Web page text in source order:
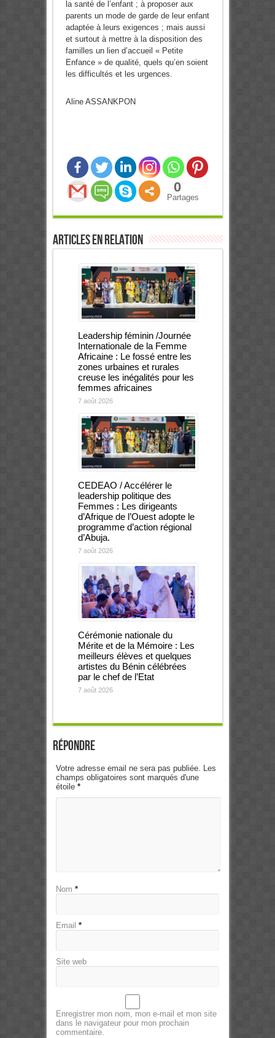
la santé de l’enfant ; à proposer aux
parents un mode de garde de leur enfant
adaptée à leurs exigences ; mais aussi
et surtout à mettre à la disposition des
familles un lien d’accueil « Petite
Enfance » de qualité, quels qu’en soient
les difficultés et les urgences.
Aline ASSANKPON
0
Partages
Articles en relation
Leadership féminin /Journée
Internationale de la Femme
Africaine : Le fossé entre les
zones urbaines et rurales
creuse les inégalités pour les
femmes africaines
7 août 2026
CEDEAO / Accélérer le
leadership politique des
Femmes : Les dirigeants
d’Afrique de l’Ouest adopte le
programme d’action régional
d’Abuja.
7 août 2026
Cérémonie nationale du
Mérite et de la Mémoire : Les
meilleurs élèves et quelques
artistes du Bénin célébrées
par le chef de l’Etat
7 août 2026
Répondre
Votre adresse email ne sera pas publiée. Les
champs obligatoires sont marqués d'une
étoile *
Nom *
Email *
Site web
Enregistrer mon nom, mon e-mail et mon site
dans le navigateur pour mon prochain
commentaire.